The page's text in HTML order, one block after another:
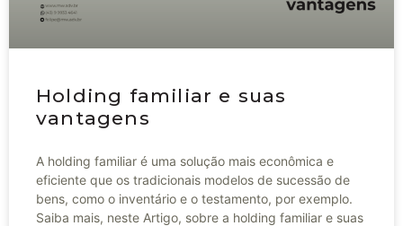
Holding familiar e suas
vantagens
A holding familiar é uma solução mais econômica e
eficiente que os tradicionais modelos de sucessão de
bens, como o inventário e o testamento, por exemplo.
Saiba mais, neste Artigo, sobre a holding familiar e suas